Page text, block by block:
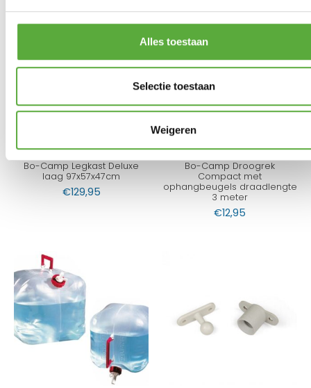
Alles toestaan
Selectie toestaan
Weigeren
Bo-Camp Legkast Deluxe
laag 97x57x47cm
€129,95
Bo-Camp Droogrek
Compact met
ophangbeugels draadlengte
3 meter
€12,95